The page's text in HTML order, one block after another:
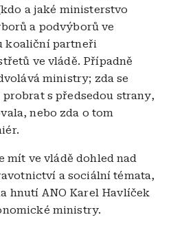
a jaké ministerstvo
a podvýborů ve
koaliční partneři
ve vládě. Případně
ministry; zda se
s předsedou strany,
nebo zda o tom
mít ve vládě dohled nad
a sociální témata,
hnutí ANO Karel Havlíček
ministry.